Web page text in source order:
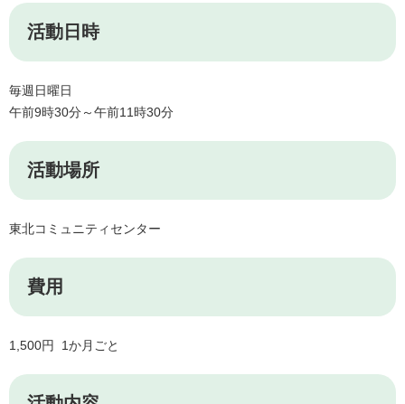
活動日時
毎週日曜日
午前9時30分～午前11時30分
活動場所
東北コミュニティセンター
費用
1,500円 1か月ごと